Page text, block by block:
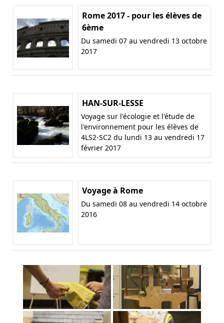
Rome 2017 - pour les élèves de
6ème
Du samedi 07 au vendredi 13 octobre
2017
HAN-SUR-LESSE
Voyage sur l'écologie et l'étude de
l'environnement pour les élèves de
4LS2-SC2 du lundi 13 au vendredi 17
février 2017
Voyage à Rome
Du samedi 08 au vendredi 14 octobre
2016